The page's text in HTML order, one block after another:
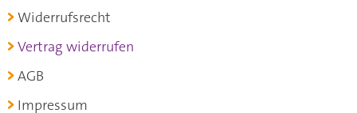
Widerrufsrecht
Vertrag widerrufen
AGB
Impressum